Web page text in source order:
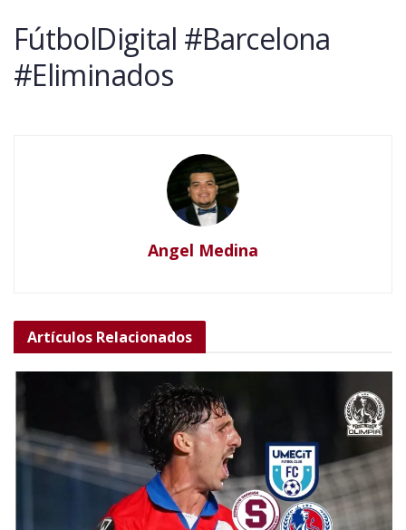
FútbolDigital #Barcelona
#Eliminados
Angel Medina
Artículos Relacionados